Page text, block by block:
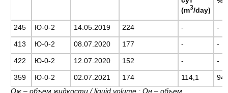
(m3/day)
245 Ю-0-2 14.05.2019 224 - -
413 Ю-0-2 08.07.2020 177 - -
422 Ю-0-2 12.07.2020 152 - -
359 Ю-0-2 02.07.2021 174 114,1
94
Qж – объем жидкости / liquid volume ; Qн – объем